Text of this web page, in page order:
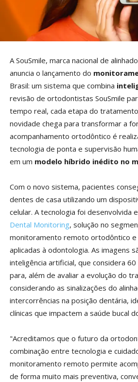
A SouSmile, marca nacional de
anuncia o lançamento do
Brasil: um sistema que combina
revisão de ortodontistas SouSmile
tempo real, cada etapa do
novidade chega para transformar a
acompanhamento ortodôntico é
tecnologia de ponta e supervisão
em um modelo híbrido inédito no
Com o novo sistema, pacientes
dentes de casa utilizando um
celular. A tecnologia foi desenvolvida
Dental Monitoring, solução no
monitoramento remoto ortodôntico e
aplicadas à odontologia. As imagens
inteligência artificial, que considera
para, além de avaliar a evolução do
considerando as sinalizações do
intercorrências na posição dentária,
clínicas que impactem a saúde bucal
"Acreditamos que o futuro da
combinação entre tecnologia e
monitoramento remoto permite
de forma muito mais preventiva,